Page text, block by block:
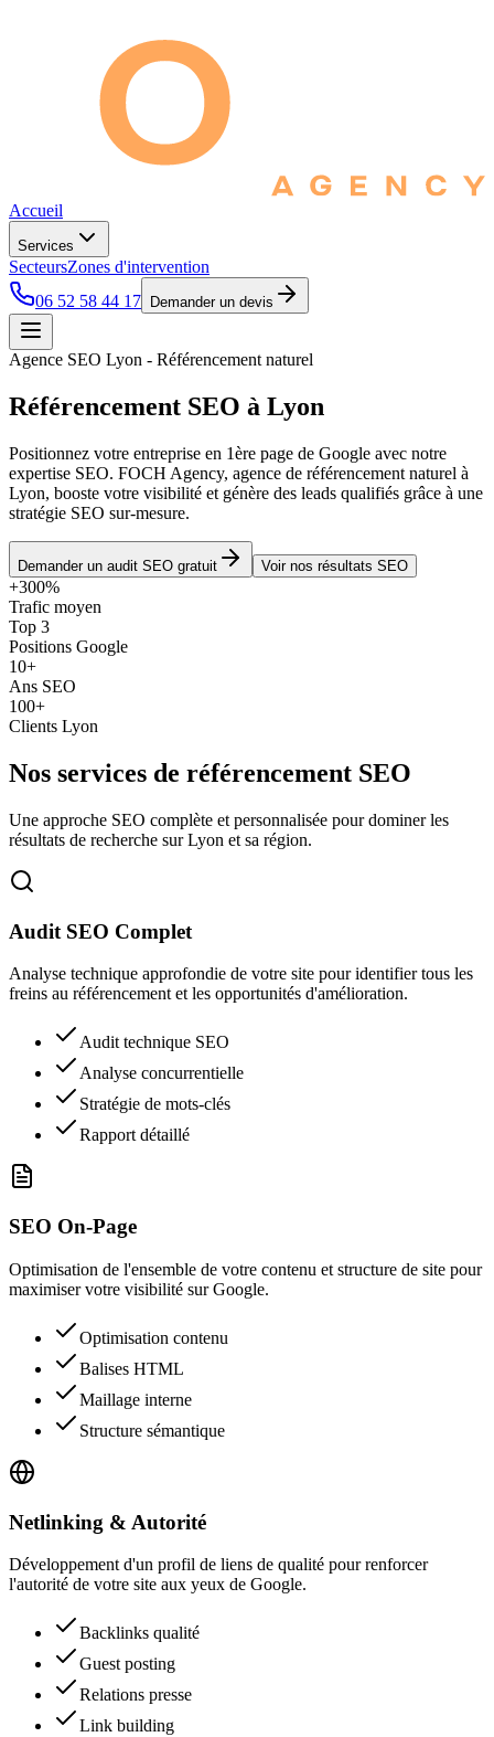
Accueil
Services
SecteursZones d'intervention
06 52 58 44 17
Demander un devis
Agence SEO Lyon - Référencement naturel
Référencement SEO à Lyon
Positionnez votre entreprise en 1ère page de Google avec notre
expertise SEO. FOCH Agency, agence de référencement naturel à
Lyon, booste votre visibilité et génère des leads qualifiés grâce à une
stratégie SEO sur-mesure.
Demander un audit SEO gratuit Voir nos résultats SEO
+300%
Trafic moyen
Top 3
Positions Google
10+
Ans SEO
100+
Clients Lyon
Nos services de référencement SEO
Une approche SEO complète et personnalisée pour dominer les
résultats de recherche sur Lyon et sa région.
Audit SEO Complet
Analyse technique approfondie de votre site pour identifier tous les
freins au référencement et les opportunités d'amélioration.
Audit technique SEO
Analyse concurrentielle
Stratégie de mots-clés
Rapport détaillé
SEO On-Page
Optimisation de l'ensemble de votre contenu et structure de site pour
maximiser votre visibilité sur Google.
Optimisation contenu
Balises HTML
Maillage interne
Structure sémantique
Netlinking & Autorité
Développement d'un profil de liens de qualité pour renforcer
l'autorité de votre site aux yeux de Google.
Backlinks qualité
Guest posting
Relations presse
Link building